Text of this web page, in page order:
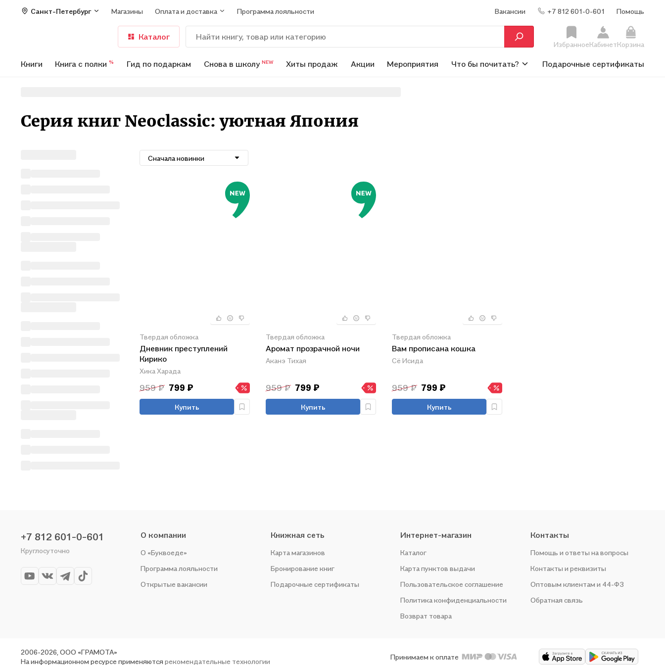
Санкт-Петербург Магазины Оплата и доставка Программа лояльности Вакансии +7 812 601-0-601 Помощь
Каталог
ИзбранноеКабинетКорзина
Книги Книга с полки % Гид по подаркам Снова в школу NEW Хиты продаж Акции Мероприятия Что бы почитать? Подарочные сертификаты
Серия книг Neoclassic: уютная Япония
Сначала новинки
Твердая обложка
Дневник преступлений
Кирико
Хика Харада
959 ₽ 799 ₽
Купить
Твердая обложка
Аромат прозрачной ночи
Аканэ Тихая
959 ₽ 799 ₽
Купить
Твердая обложка
Вам прописана кошка
Сё Исида
959 ₽ 799 ₽
Купить
+7 812 601-0-601
Круглосуточно
О компании
О «Буквоеде»
Программа лояльности
Открытые вакансии
Книжная сеть
Карта магазинов
Бронирование книг
Подарочные сертификаты
Интернет-магазин
Каталог
Карта пунктов выдачи
Пользовательское соглашение
Политика конфиденциальности
Возврат товара
Контакты
Помощь и ответы на вопросы
Контакты и реквизиты
Оптовым клиентам и 44-ФЗ
Обратная связь
2006-2026, ООО «ГРАМОТА»
На информационном ресурсе применяются рекомендательные технологии
Принимаем к оплате